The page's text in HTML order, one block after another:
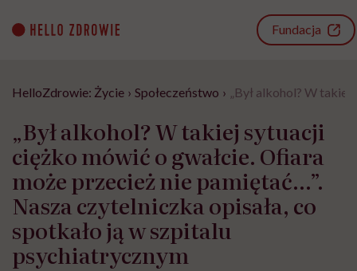
content
Fundacja
HelloZdrowie: Życie › Społeczeństwo › „Był alkohol? W
„Był alkohol? W takiej sytuacji
ciężko mówić o gwałcie. Ofiara
może przecież nie pamiętać…”.
Nasza czytelniczka opisała, co
spotkało ją w szpitalu
psychiatrycznym